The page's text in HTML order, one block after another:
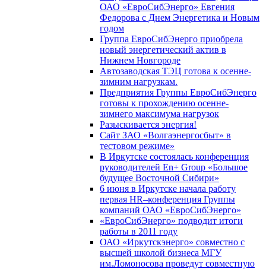
ОАО «ЕвроСибЭнерго» Евгения
Федорова с Днем Энергетика и Новым
годом
Группа ЕвроСибЭнерго приобрела
новый энергетический актив в
Нижнем Новгороде
Автозаводская ТЭЦ готова к осенне-
зимним нагрузкам.
Предприятия Группы ЕвроСибЭнерго
готовы к прохождению осенне-
зимнего максимума нагрузок
Разыскивается энергия!
Сайт ЗАО «Волгаэнергосбыт» в
тестовом режиме»
В Иркутске состоялась конференция
руководителей En+ Group «Большое
будущее Восточной Сибири»
6 июня в Иркутске начала работу
первая HR–конференция Группы
компаний ОАО «ЕвроСибЭнерго»
«ЕвроСибЭнерго» подводит итоги
работы в 2011 году
ОАО «Иркутскэнерго» совместно с
высшей школой бизнеса МГУ
им.Ломоносова проведут совместную